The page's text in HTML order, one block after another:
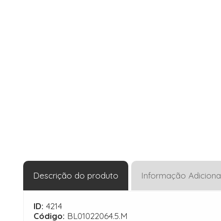
Descrição do produto Informação
ID: 4214
Código: BL01022064.5.M